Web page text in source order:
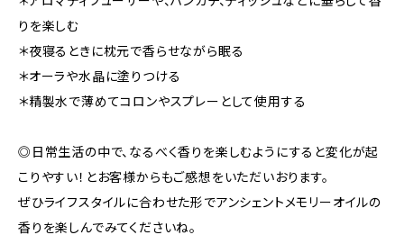
りを楽しむ
＊夜寝るときに枕元で香らせながら眠る
＊オーラや水晶に塗りつける
＊精製水で薄めてコロンやスプレーとして使用する
◎日常生活の中で、なるべく香りを楽しむようにすると変化が起
こりやすい！とお客様からもご感想をいただいおります。
ぜひライフスタイルに合わせた形でアンシェントメモリーオイルの
香りを楽しんでみてくださいね。